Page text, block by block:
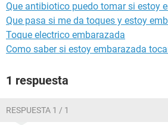
Que antibiotico puedo tomar si estoy
Que pasa si me da toques y estoy
Toque electrico embarazada
Como saber si estoy embarazada
1 respuesta
RESPUESTA 1 / 1